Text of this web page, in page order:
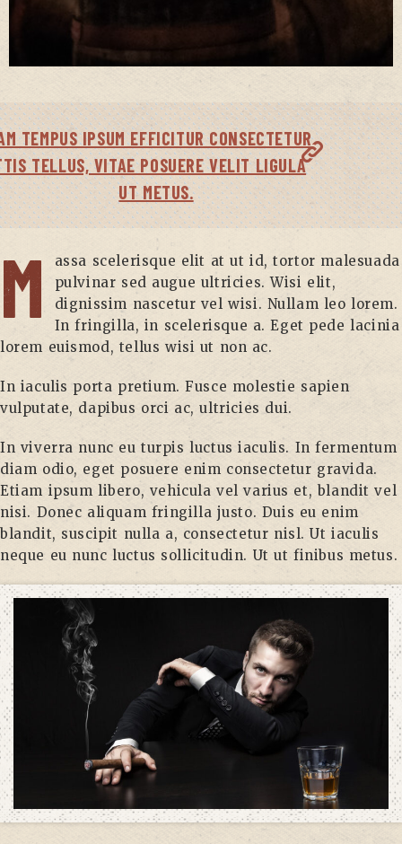
TEMPUS IPSUM EFFICITUR CONSECTETUR
TELLUS, VITAE POSUERE VELIT LIGULA
UT METUS.
M
assa scelerisque elit at ut id, tortor malesuada
pulvinar sed augue ultricies. Wisi elit,
dignissim nascetur vel wisi. Nullam leo lorem.
In fringilla, in scelerisque a. Eget pede lacinia
lorem euismod, tellus wisi ut non ac.
In iaculis porta pretium. Fusce molestie sapien
vulputate, dapibus orci ac, ultricies dui.
In viverra nunc eu turpis luctus iaculis. In fermentum
diam odio, eget posuere enim consectetur gravida.
Etiam ipsum libero, vehicula vel varius et, blandit vel
nisi. Donec aliquam fringilla justo. Duis eu enim
blandit, suscipit nulla a, consectetur nisl. Ut iaculis
neque eu nunc luctus sollicitudin. Ut ut finibus metus.